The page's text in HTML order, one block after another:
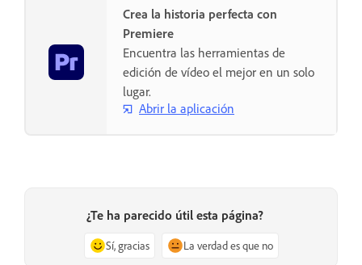
Crea la historia perfecta con
Premiere
Encuentra las herramientas de
edición de vídeo el mejor en un solo
lugar.
Abrir la aplicación
¿Te ha parecido útil esta página?
Sí, gracias La verdad es que no